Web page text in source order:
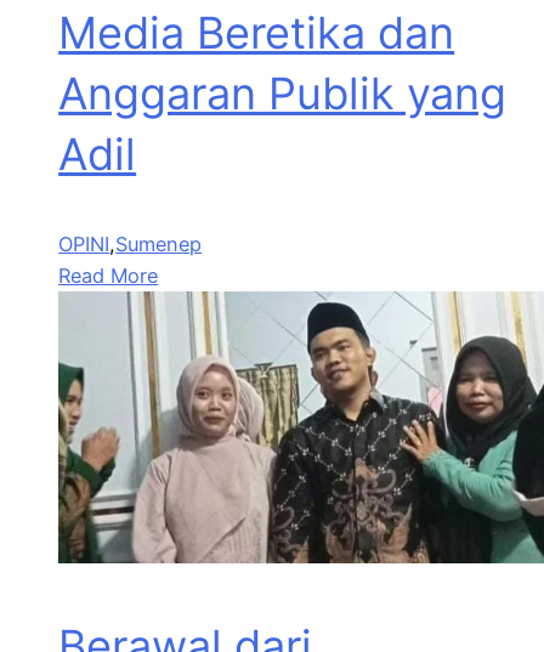
Media Beretika dan
Anggaran Publik yang
Adil
OPINI,Sumenep
Read More